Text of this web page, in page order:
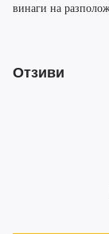
винаги на
Отзиви